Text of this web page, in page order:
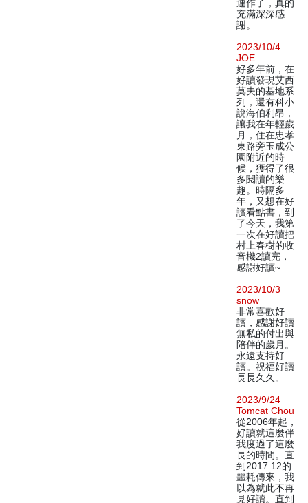
運作了，真的
充滿深深感
謝。
2023/10/4
JOE
好多年前，在
好讀發現艾西
莫夫的基地系
列，還有科小
說海伯利昂，
讓我在年輕歲
月，住在忠孝
東路旁玉成公
園附近的時
候，獲得了很
多閱讀的樂
趣。時隔多
年，又想在好
讀看點書，到
了今天，我第
一次在好讀把
村上春樹的收
音機2讀完，
感謝好讀~
2023/10/3
snow
非常喜歡好
讀，感謝好讀
無私的付出與
陪伴的歲月。
永遠支持好
讀。祝福好讀
長長久久。
2023/9/24
Tomcat Chou
從2006年起，
好讀就這麼伴
我度過了這麼
長的時間。直
到2017.12的
噩耗傳來，我
以為就此不再
見好讀。直到